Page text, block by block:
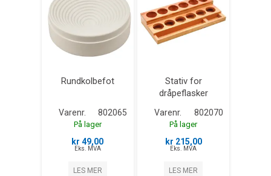
Rundkolbefot
Varenr. 802065
På lager
kr 49,00
Eks. MVA
LES MER
Stativ for
dråpeflasker
Varenr. 802070
På lager
kr 215,00
Eks. MVA
LES MER